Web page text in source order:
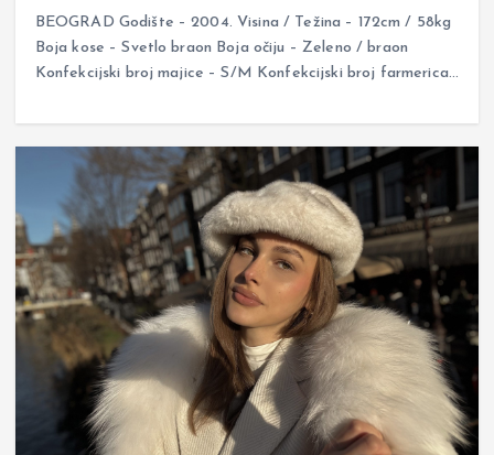
BEOGRAD Godište – 2004. Visina / Težina – 172cm / 58kg
Boja kose – Svetlo braon Boja očiju – Zeleno / braon
Konfekcijski broj majice – S/M Konfekcijski broj farmerica…